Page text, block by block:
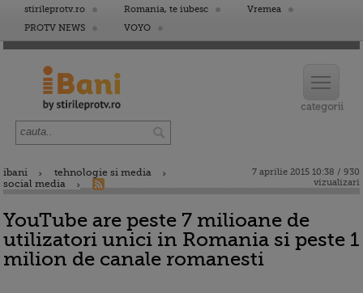
stirileprotv.ro Romania, te iubesc
Vremea
PROTV NEWS
VOYO
ibani
tehnologie si media
social media
7 aprilie 2015 10:38 / 930
vizualizari
YouTube are peste 7 milioane de
utilizatori unici in Romania si peste 1
milion de canale romanesti